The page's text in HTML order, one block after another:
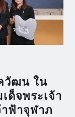
วัฒน ใน
ด็จพระเจ้า
าฟ้าจุฬาภ